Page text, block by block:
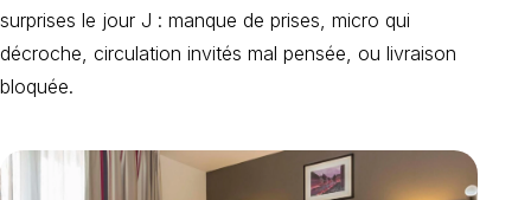
surprises le jour J : manque de prises, micro qui
décroche, circulation invités mal pensée, ou livraison
bloquée.